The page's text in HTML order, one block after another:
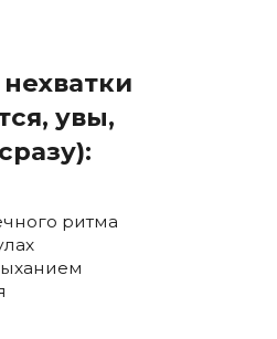
увы,
ритма